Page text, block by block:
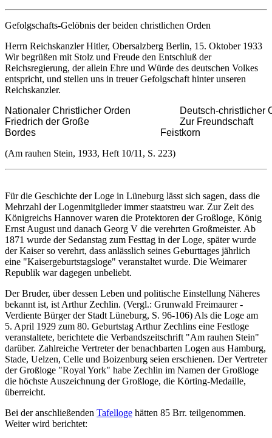
Gefolgschafts-Gelöbnis der beiden christlichen Orden
Herrn Reichskanzler Hitler, Obersalzberg Berlin, 15. Oktober 1933
Wir begrüßen mit Stolz und Freude den Entschluß der
Reichsregierung, der allein Ehre und Würde des deutschen Volkes
entspricht, und stellen uns in treuer Gefolgschaft hinter unseren
Reichskanzler.
Nationaler Christlicher Orden 	                Deutsch-christlicher Orden
Friedrich der Große 		                        Zur Freundschaft
Bordes 			                                Feistkorn
(Am rauhen Stein, 1933, Heft 10/11, S. 223)
Für die Geschichte der Loge in Lüneburg lässt sich sagen, dass die
Mehrzahl der Logenmitglieder immer staatstreu war. Zur Zeit des
Königreichs Hannover waren die Protektoren der Großloge, König
Ernst August und danach Georg V die verehrten Großmeister. Ab
1871 wurde der Sedanstag zum Festtag in der Loge, später wurde
der Kaiser so verehrt, dass anlässlich seines Geburttages jährlich
eine "Kaisergeburtstagsloge" veranstaltet wurde. Die Weimarer
Republik war dagegen unbeliebt.
Der Bruder, über dessen Leben und politische Einstellung Näheres
bekannt ist, ist Arthur Zechlin. (Vergl.: Grunwald Freimaurer -
Verdiente Bürger der Stadt Lüneburg, S. 96-106) Als die Loge am
5. April 1929 zum 80. Geburtstag Arthur Zechlins eine Festloge
veranstaltete, berichtete die Verbandszeitschrift "Am rauhen Stein"
darüber. Zahlreiche Vertreter der benachbarten Logen aus Hamburg,
Stade, Uelzen, Celle und Boizenburg seien erschienen. Der Vertreter
der Großloge "Royal York" habe Zechlin im Namen der Großloge
die höchste Auszeichnung der Großloge, die Körting-Medaille,
überreicht.
Bei der anschließenden Tafelloge hätten 85 Brr. teilgenommen.
Weiter wird berichtet: